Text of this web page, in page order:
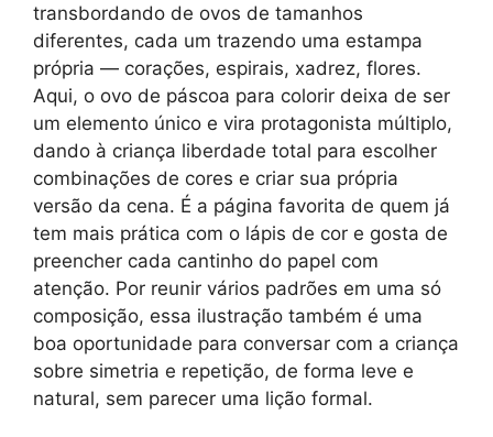
transbordando de ovos de tamanhos
diferentes, cada um trazendo uma estampa
própria — corações, espirais, xadrez, flores.
Aqui, o ovo de páscoa para colorir deixa de ser
um elemento único e vira protagonista múltiplo,
dando à criança liberdade total para escolher
combinações de cores e criar sua própria
versão da cena. É a página favorita de quem já
tem mais prática com o lápis de cor e gosta de
preencher cada cantinho do papel com
atenção. Por reunir vários padrões em uma só
composição, essa ilustração também é uma
boa oportunidade para conversar com a criança
sobre simetria e repetição, de forma leve e
natural, sem parecer uma lição formal.